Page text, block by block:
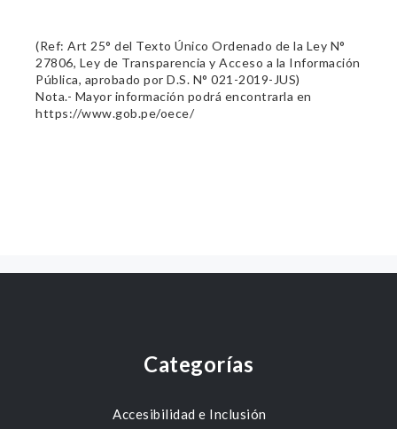
(Ref: Art 25° del Texto Único Ordenado de la Ley N°
27806, Ley de Transparencia y Acceso a la Información
Pública, aprobado por D.S. N° 021-2019-JUS)
Nota.- Mayor información podrá encontrarla en
https://www.gob.pe/oece/
Categorías
Accesibilidad e Inclusión